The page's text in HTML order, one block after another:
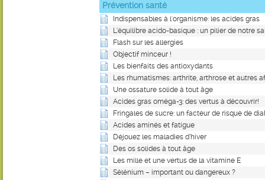
Prévention santé
Indispensables à l'organisme: les acides gras
L’équilibre acido-basique : un pilier de notre
Flash sur les allergies
Objectif minceur !
Les bienfaits des antioxydants
Les rhumatismes: arthrite, arthrose et autres
Une ossature solide à tout âge
Acides gras oméga-3: des vertus à découvrir!
Fringales de sucre: un facteur de risque de
Acides aminés et fatigue
Déjouez les maladies d’hiver
Des os solides à tout âge
Les mille et une vertus de la vitamine E
Sélénium – important ou dangereux ?